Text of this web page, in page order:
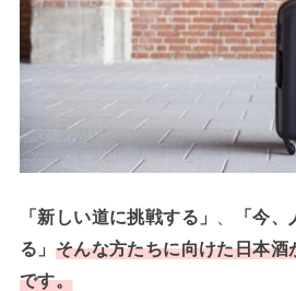
「新しい道に挑戦する」
「今
る」 そんな方たちに向けた日本酒
です。